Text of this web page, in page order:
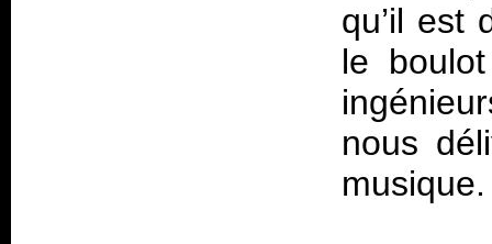
qu’il est
le
nous
musique.